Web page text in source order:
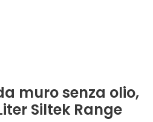
muro senza olio,
Siltek Range